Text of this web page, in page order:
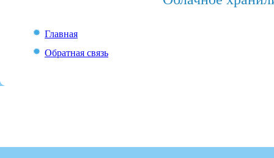
Главная
Обратная связь